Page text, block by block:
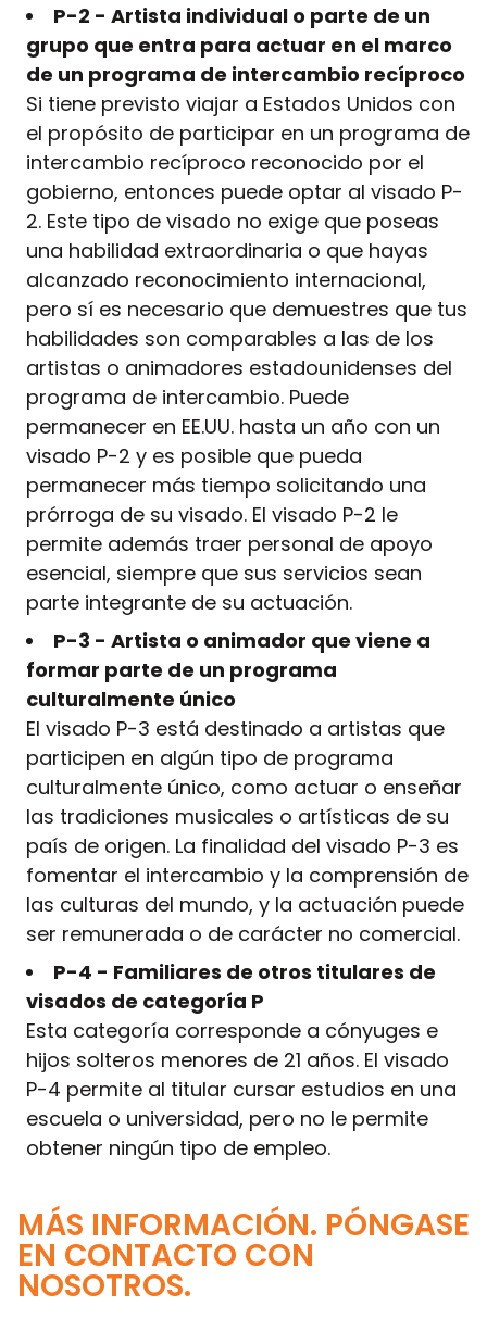
P-2 - Artista individual o parte de un
grupo que entra para actuar en el marco
de un programa de intercambio recíproco
Si tiene previsto viajar a Estados Unidos con
el propósito de participar en un programa de
intercambio recíproco reconocido por el
gobierno, entonces puede optar al visado P-
2. Este tipo de visado no exige que poseas
una habilidad extraordinaria o que hayas
alcanzado reconocimiento internacional,
pero sí es necesario que demuestres que tus
habilidades son comparables a las de los
artistas o animadores estadounidenses del
programa de intercambio. Puede
permanecer en EE.UU. hasta un año con un
visado P-2 y es posible que pueda
permanecer más tiempo solicitando una
prórroga de su visado. El visado P-2 le
permite además traer personal de apoyo
esencial, siempre que sus servicios sean
parte integrante de su actuación.
P-3 - Artista o animador que viene a
formar parte de un programa
culturalmente único
El visado P-3 está destinado a artistas que
participen en algún tipo de programa
culturalmente único, como actuar o enseñar
las tradiciones musicales o artísticas de su
país de origen. La finalidad del visado P-3 es
fomentar el intercambio y la comprensión de
las culturas del mundo, y la actuación puede
ser remunerada o de carácter no comercial.
P-4 - Familiares de otros titulares de
visados de categoría P
Esta categoría corresponde a cónyuges e
hijos solteros menores de 21 años. El visado
P-4 permite al titular cursar estudios en una
escuela o universidad, pero no le permite
obtener ningún tipo de empleo.
MÁS INFORMACIÓN. PÓNGASE
EN CONTACTO CON
NOSOTROS.